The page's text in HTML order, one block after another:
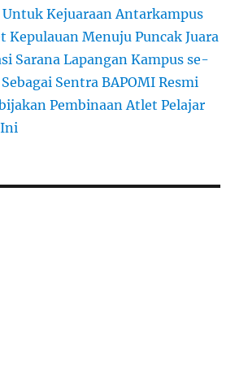
Untuk Kejuaraan Antarkampus
Kepulauan Menuju Puncak Juara
Sarana Lapangan Kampus se-
Sentra BAPOMI Resmi
Pembinaan Atlet Pelajar